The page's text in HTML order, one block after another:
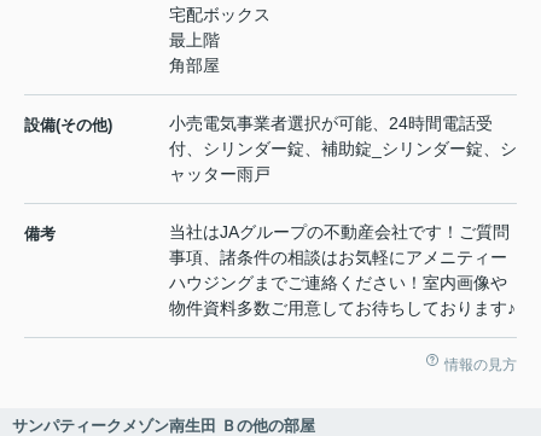
宅配ボックス
最上階
角部屋
設備(その他)
小売電気事業者選択が可能、24時間電話受
付、シリンダー錠、補助錠_シリンダー錠、シ
ャッター雨戸
備考
当社はJAグループの不動産会社です！ご質問
事項、諸条件の相談はお気軽にアメニティー
ハウジングまでご連絡ください！室内画像や
物件資料多数ご用意してお待ちしております♪
情報の見方
サンパティークメゾン南生田 Ｂの他の部屋